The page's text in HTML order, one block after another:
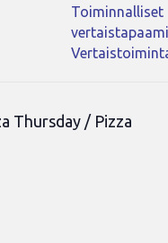
Toiminnalliset
Thursday / Pizza